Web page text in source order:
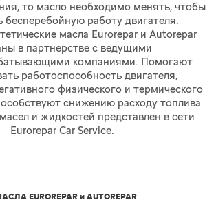
то масло необходимо менять, чтобы
бесперебойную работу двигателя.
масла Eurorepar и Autorepar
в партнерстве с ведущими
компаниями. Помогают
работоспособность двигателя,
физического и термического
снижению расходу топлива.
и жидкостей представлен в сети
Eurorepar Car Service.
EUROREPAR и AUTOREPAR